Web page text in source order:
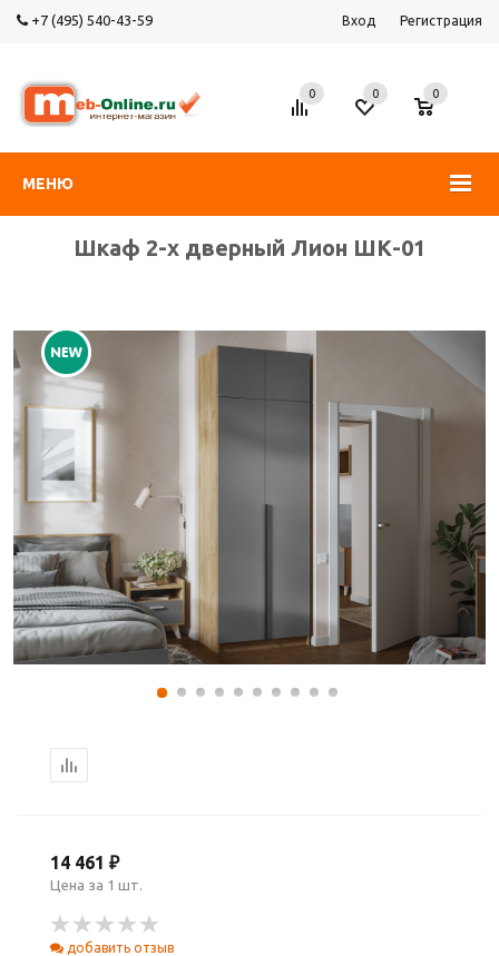
+7 (495) 540-43-59 Вход Регистрация
МЕНЮ
0 0
0
Шкаф 2-х дверный Лион ШК-01
14 461 ₽
Цена за 1 шт.
добавить отзыв